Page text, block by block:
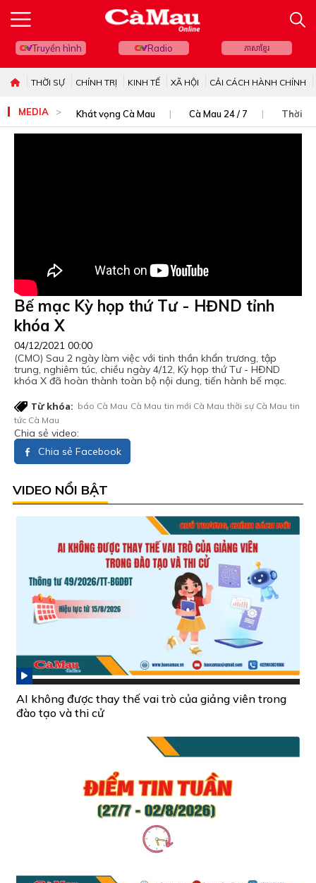
Truyền hình Radio ភាសាខ្មែរ
THỜI SỰ CHÍNH TRỊ KINH TẾ XÃ HỘI CẢI CÁCH HÀNH CHÍNH
MEDIA Khát vọng Cà Mau Cà Mau 24 / 7 Thời sự
Bế mạc Kỳ họp thứ Tư - HĐND tỉnh
khóa X
04/12/2021 00:00
(CMO) Sau 2 ngày làm việc với tinh thần khẩn trương, tập
trung, nghiêm túc, chiều ngày 4/12, Kỳ họp thứ Tư - HĐND
khóa X đã hoàn thành toàn bộ nội dung, tiến hành bế mạc.
Từ khóa: báo Cà Mau Cà Mau tin mới Cà Mau thời sự Cà Mau tin
tức Cà Mau
Chia sẻ video:
Chia sẻ Facebook
VIDEO NỔI BẬT
AI không được thay thế vai trò của giảng viên trong
đào tạo và thi cử